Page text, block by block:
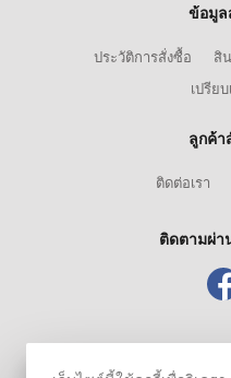
ข้อมูล
ประวัติการสั่งซื้อ สิ
เปรีย
ลูกค้า
ติดต่อเรา
ติดตามผ่า